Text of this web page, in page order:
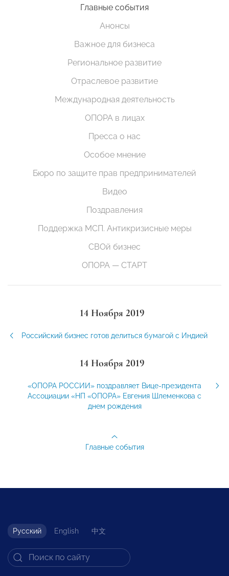
Главные события
Анонсы
Важное для бизнеса
Региональное развитие
Отраслевое развитие
Международная деятельность
ОПОРА в лицах
Пресса о нас
Особое мнение
Бюро по защите прав предпринимателей
Видео
Поздравления
Поддержка МСП. Антикризисные меры
СВОй бизнес
ОПОРА — СТАРТ
14 Ноября 2019
Российский бизнес готов делиться бумагой с Индией
14 Ноября 2019
«ОПОРА РОССИИ» поздравляет Вице-президента
Ассоциации «НП «ОПОРА» Евгения Шлеменкова с
днем рождения
Главные события
Русский English 中文